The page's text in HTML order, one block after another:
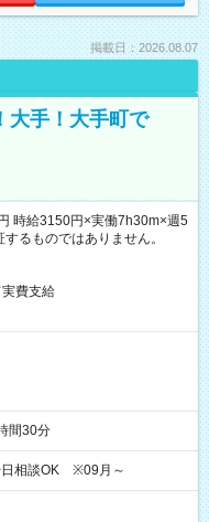
掲載日：2026.08.07
大手！大手町で
時給3150円×実働7h30m×週5
るものではありません。
費支給
間30分
相談OK ※09月～